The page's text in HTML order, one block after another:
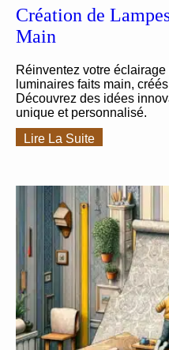
Création de
Main
Réinventez votre
luminaires faits main,
Découvrez des idées
unique et personnalisé.
Lire La Suite